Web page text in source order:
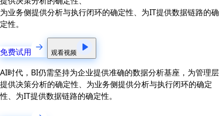
为业务侧提供分析与执行闭环的确定性、为IT提供数据链路的确
定性。
免费试用 观看视频
AI时代，BI仍需坚持为企业提供准确的数据分析基座，为管理层
提供决策分析的确定性、为业务侧提供分析与执行闭环的确定
性、为IT提供数据链路的确定性。